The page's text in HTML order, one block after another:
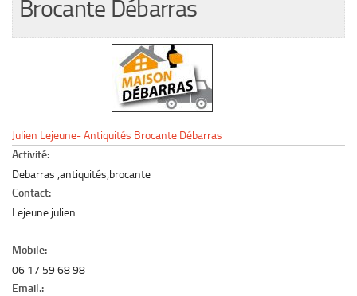
Le marché du mobilier d’occasion
Insertion Annuaire
Brocante Débarras
Julien Lejeune- Antiquités Brocante Débarras
Activité:
Debarras ,antiquités,brocante
Contact:
Lejeune julien
Mobile:
06 17 59 68 98
Email.: